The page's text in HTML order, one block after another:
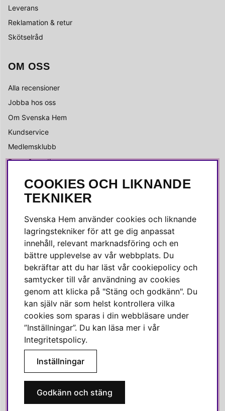
Leverans
Reklamation & retur
Skötselråd
OM OSS
Alla recensioner
Jobba hos oss
Om Svenska Hem
Kundservice
Medlemsklubb
Press & media
SOCIALA MEDIER
Instagram
Linkedin
Pinterest
SVENSKA HEM
Varmt välkommen till Svenska Hem!
Vi värdesätter våra kunder högt och finns här för att hjälpa dig
om du har några frågor eller vill ha inspiration.
010-35 00 610
E-post: e-handel@svenskahem.se
Våra butiker
COOKIES OCH LIKNANDE
TEKNIKER
Svenska Hem använder cookies och liknande
lagringstekniker för att ge dig anpassat
innehåll, relevant marknadsföring och en
bättre upplevelse av vår webbplats. Du
bekräftar att du har läst vår cookiepolicy och
samtycker till vår användning av cookies
genom att klicka på "Stäng och godkänn". Du
kan själv när som helst kontrollera vilka
cookies som sparas i din webbläsare under
”Inställningar”. Du kan läsa mer i vår
Integritetspolicy.
Inställningar
Godkänn och stäng